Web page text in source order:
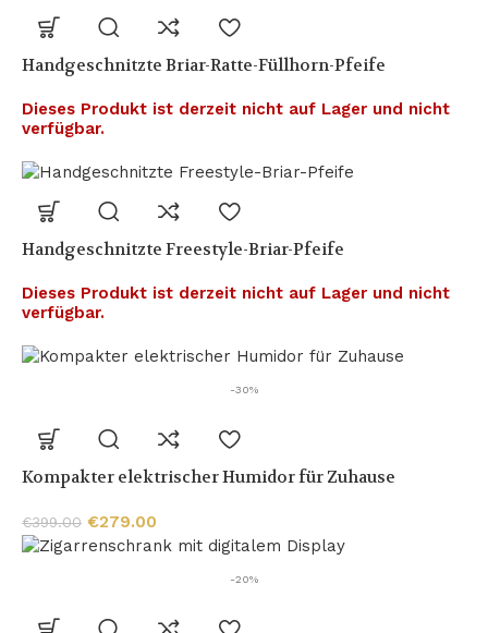
Handgeschnitzte Briar-Ratte-Füllhorn-Pfeife
Dieses Produkt ist derzeit nicht auf Lager und nicht
verfügbar.
Handgeschnitzte Freestyle-Briar-Pfeife
Dieses Produkt ist derzeit nicht auf Lager und nicht
verfügbar.
-30%
Kompakter elektrischer Humidor für Zuhause
€399.00 €279.00
-20%